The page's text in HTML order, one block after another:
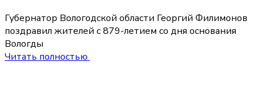
Губернатор Вологодской области Георгий Филимонов
поздравил жителей с 879-летием со дня основания
Вологды
Читать полностью